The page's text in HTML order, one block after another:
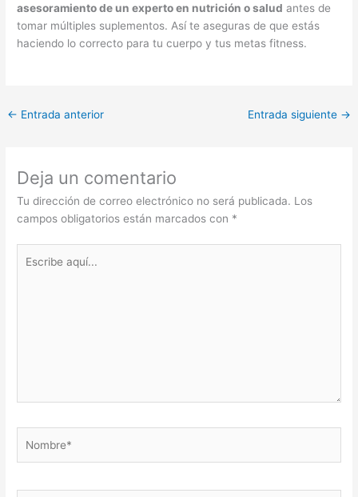
asesoramiento de un experto en nutrición o salud antes de
tomar múltiples suplementos. Así te aseguras de que estás
haciendo lo correcto para tu cuerpo y tus metas fitness.
← Entrada anterior Entrada siguiente →
Deja un comentario
Tu dirección de correo electrónico no será publicada. Los
campos obligatorios están marcados con *
aquí...